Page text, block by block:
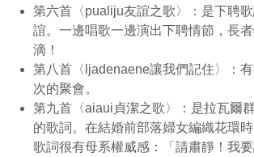
第六首〈pualiju友誼之歌〉：是下聘
誼。一邊唱歌一邊演出下聘情節，長
滴！
第八首〈ljadenaene讓我們記住〉：
次的聚會。
第九首〈aiaui貞潔之歌〉：是拉瓦爾
的歌詞。在結婚前部落婦女編織花環
歌詞很有母系權威感：「請肅靜！我